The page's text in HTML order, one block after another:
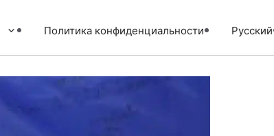
Политика конфиденциальности Русский